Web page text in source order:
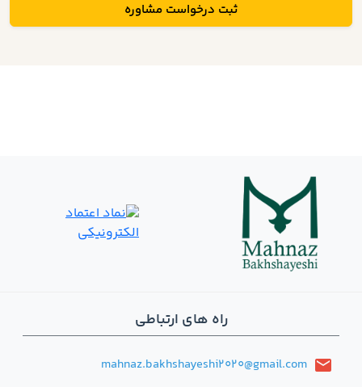
ثبت درخواست مشاوره
راه های ارتباطی
email
mahnaz.bakhshayeshi2020@gmail.com